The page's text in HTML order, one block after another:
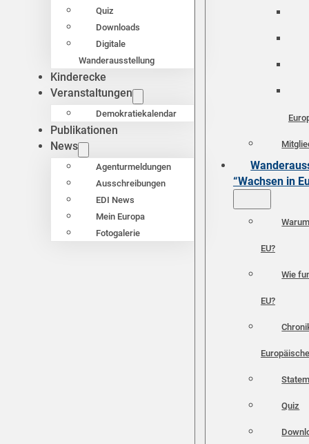
Quiz
Downloads
Digitale
Wanderausstellung
Kinderecke
Veranstaltungen
Demokratiekalendar
Publikationen
News
Agenturmeldungen
Ausschreibungen
EDI News
Mein Europa
Fotogalerie
“Wachsen in
EU?
Wie
EU?
Quiz